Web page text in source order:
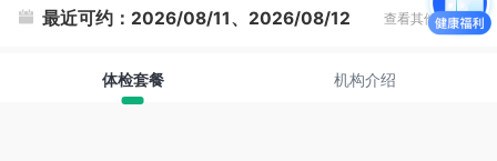
最近可约： 2026/08/11、2026/08/12 查看其他时间
体检套餐 机构介绍